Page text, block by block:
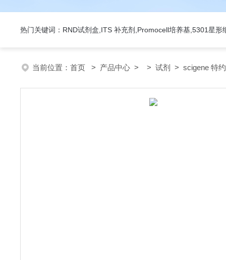
热门关键词：RND试剂盒,ITS 补充剂,Promocell培养基,5301星形
当前位置： 首页 > 产品中心 > > 试剂 > scigene 特